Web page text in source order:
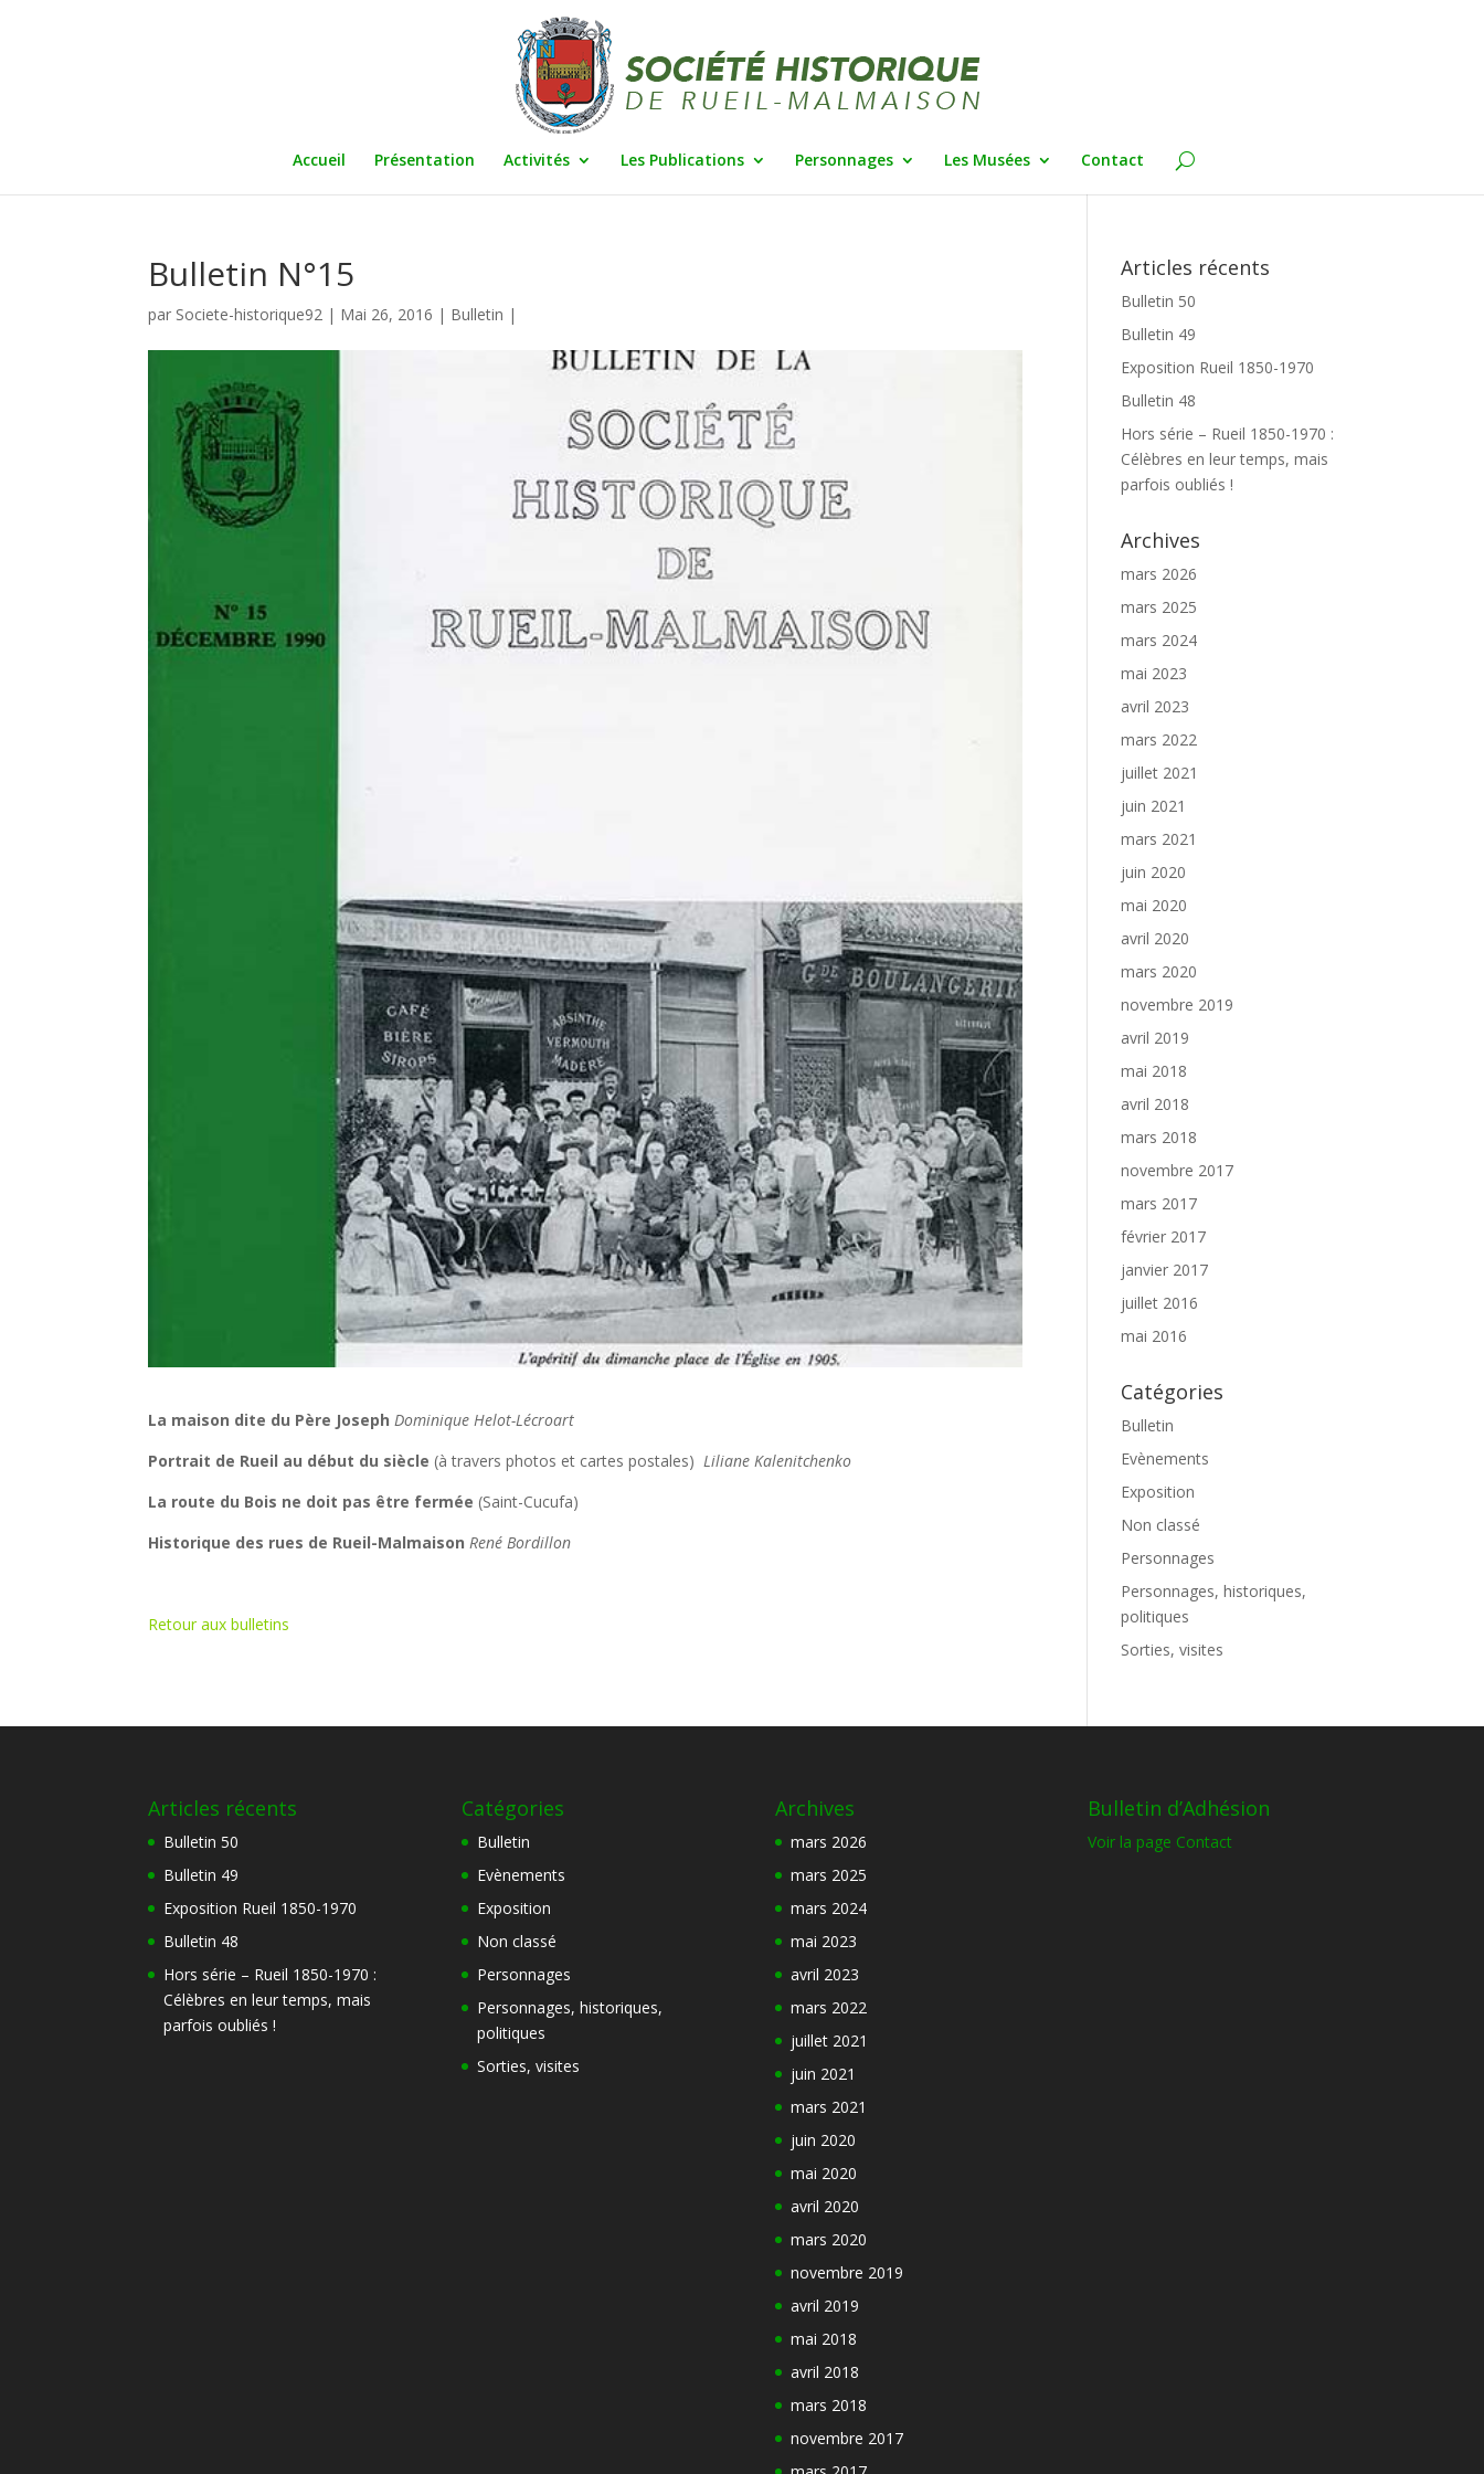
Accueil Présentation Activités Les Publications Personnages Les Musées Contact
Bulletin N°15
par Societe-historique92 | Mai 26, 2016 | Bulletin |
La maison dite du Père Joseph Dominique Helot-Lécroart
Portrait de Rueil au début du siècle (à travers photos et cartes postales) Liliane Kalenitchenko
La route du Bois ne doit pas être fermée (Saint-Cucufa)
Historique des rues de Rueil-Malmaison René Bordillon
Retour aux bulletins
Articles récents
Bulletin 50
Bulletin 49
Exposition Rueil 1850-1970
Bulletin 48
Hors série – Rueil 1850-1970 :
Célèbres en leur temps, mais
parfois oubliés !
Archives
mars 2026
mars 2025
mars 2024
mai 2023
avril 2023
mars 2022
juillet 2021
juin 2021
mars 2021
juin 2020
mai 2020
avril 2020
mars 2020
novembre 2019
avril 2019
mai 2018
avril 2018
mars 2018
novembre 2017
mars 2017
février 2017
janvier 2017
juillet 2016
mai 2016
Catégories
Bulletin
Evènements
Exposition
Non classé
Personnages
Personnages, historiques,
politiques
Sorties, visites
Articles récents
Bulletin 50
Bulletin 49
Exposition Rueil 1850-1970
Bulletin 48
Hors série – Rueil 1850-1970 :
Célèbres en leur temps, mais
parfois oubliés !
Catégories
Bulletin
Evènements
Exposition
Non classé
Personnages
Personnages, historiques,
politiques
Sorties, visites
Archives
mars 2026
mars 2025
mars 2024
mai 2023
avril 2023
mars 2022
juillet 2021
juin 2021
mars 2021
juin 2020
mai 2020
avril 2020
mars 2020
novembre 2019
avril 2019
mai 2018
avril 2018
mars 2018
novembre 2017
Bulletin d’Adhésion
Voir la page Contact